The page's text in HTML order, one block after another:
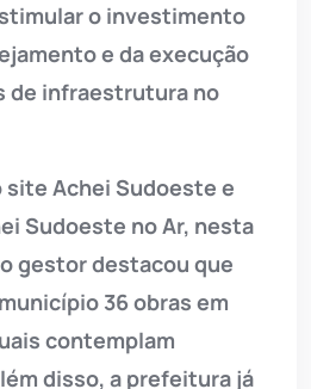
o investimento
e da execução
de infraestrutura no
Achei Sudoeste e
Sudoeste no Ar, nesta
gestor destacou que
36 obras em
contemplam
disso, a prefeitura já